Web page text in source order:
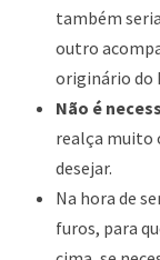
também
outro
originário do
Não é
realça muito
desejar.
Na hora de
furos, para